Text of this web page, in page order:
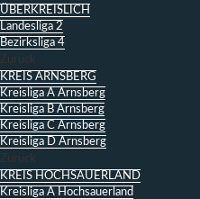
ÜBERKREISLICH
Landesliga 2
Bezirksliga 4
Zurück
KREIS ARNSBERG
Kreisliga A Arnsberg
Kreisliga B Arnsberg
Kreisliga C Arnsberg
Kreisliga D Arnsberg
Zurück
KREIS HOCHSAUERLAND
Kreisliga A Hochsauerland